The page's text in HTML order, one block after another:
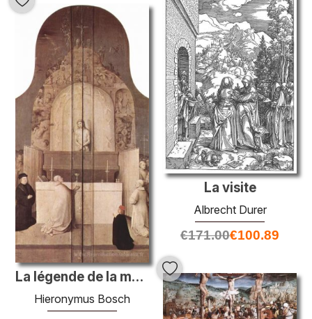
La visite
Albrecht Durer
€171.00€100.89
La légende de la masse de Saint-Grégoire
Hieronymus Bosch